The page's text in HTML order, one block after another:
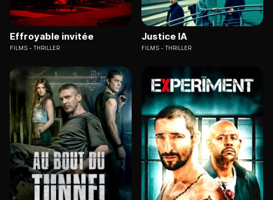
Effroyable invitée
FILMS THRILLER
Justice IA
FILMS THRILLER